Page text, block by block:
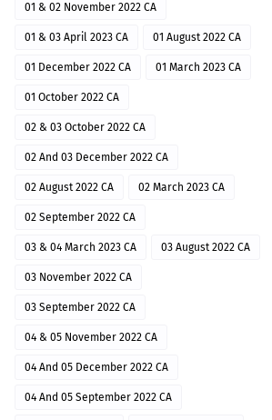
01 & 02 November 2022 CA
01 & 03 April 2023 CA 01 August 2022 CA
01 December 2022 CA 01 March 2023 CA
01 October 2022 CA
02 & 03 October 2022 CA
02 And 03 December 2022 CA
02 August 2022 CA 02 March 2023 CA
02 September 2022 CA
03 & 04 March 2023 CA 03 August 2022 CA
03 November 2022 CA
03 September 2022 CA
04 & 05 November 2022 CA
04 And 05 December 2022 CA
04 And 05 September 2022 CA